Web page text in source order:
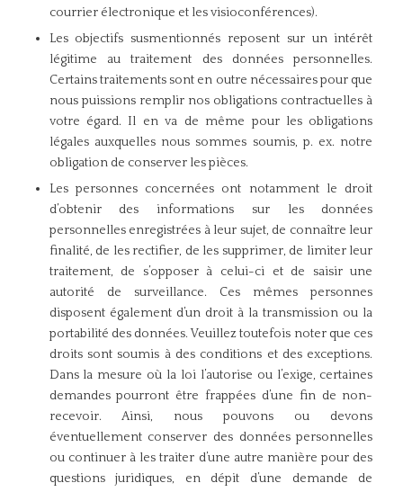
courrier électronique et les visioconférences).
Les objectifs susmentionnés reposent sur un intérêt
légitime au traitement des données personnelles.
Certains traitements sont en outre nécessaires pour que
nous puissions remplir nos obligations contractuelles à
votre égard. Il en va de même pour les obligations
légales auxquelles nous sommes soumis, p. ex. notre
obligation de conserver les pièces.
Les personnes concernées ont notamment le droit
d’obtenir des informations sur les données
personnelles enregistrées à leur sujet, de connaître leur
finalité, de les rectifier, de les supprimer, de limiter leur
traitement, de s’opposer à celui-ci et de saisir une
autorité de surveillance. Ces mêmes personnes
disposent également d’un droit à la transmission ou la
portabilité des données. Veuillez toutefois noter que ces
droits sont soumis à des conditions et des exceptions.
Dans la mesure où la loi l’autorise ou l’exige, certaines
demandes pourront être frappées d’une fin de non-
recevoir. Ainsi, nous pouvons ou devons
éventuellement conserver des données personnelles
ou continuer à les traiter d’une autre manière pour des
questions juridiques, en dépit d’une demande de